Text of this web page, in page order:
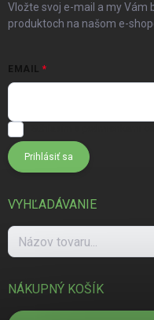
Vložte svoj e-mail a my Vám
produktoch na našom e-
EMAIL
Prihlásiť sa
VYHĽADÁVANIE
NÁKUPNÝ KOŠÍK